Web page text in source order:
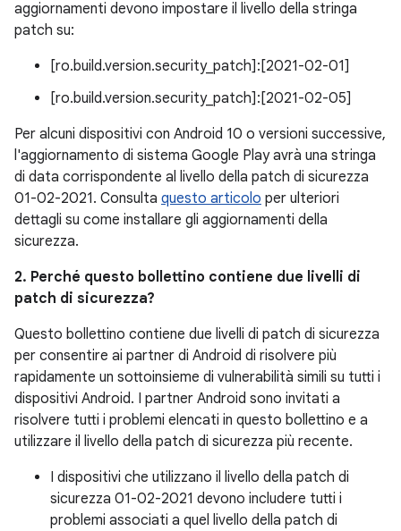
aggiornamenti devono impostare il livello della stringa
patch su:
[ro.build.version.security_patch]:[2021-02-01]
[ro.build.version.security_patch]:[2021-02-05]
Per alcuni dispositivi con Android 10 o versioni successive,
l'aggiornamento di sistema Google Play avrà una stringa
di data corrispondente al livello della patch di sicurezza
01-02-2021. Consulta questo articolo per ulteriori
dettagli su come installare gli aggiornamenti della
sicurezza.
2. Perché questo bollettino contiene due livelli di
patch di sicurezza?
Questo bollettino contiene due livelli di patch di sicurezza
per consentire ai partner di Android di risolvere più
rapidamente un sottoinsieme di vulnerabilità simili su tutti i
dispositivi Android. I partner Android sono invitati a
risolvere tutti i problemi elencati in questo bollettino e a
utilizzare il livello della patch di sicurezza più recente.
I dispositivi che utilizzano il livello della patch di
sicurezza 01-02-2021 devono includere tutti i
problemi associati a quel livello della patch di